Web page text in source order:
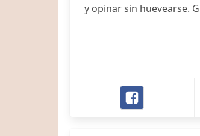
y opinar sin huevearse.